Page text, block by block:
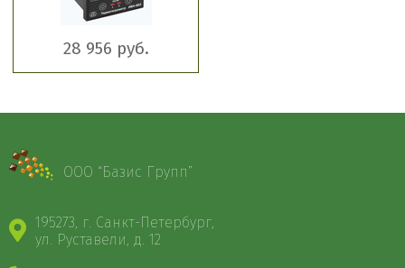
28 956 руб.
ООО “Базис Групп”
195273, г. Санкт-Петербург,
ул. Руставели, д. 12